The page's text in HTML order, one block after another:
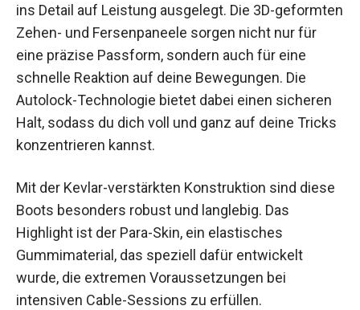
ins Detail auf Leistung ausgelegt. Die 3D-geformten
Zehen- und Fersenpaneele sorgen nicht nur für
eine präzise Passform, sondern auch für eine
schnelle Reaktion auf deine Bewegungen. Die
Autolock-Technologie bietet dabei einen sicheren
Halt, sodass du dich voll und ganz auf deine Tricks
konzentrieren kannst.
Mit der Kevlar-verstärkten Konstruktion sind diese
Boots besonders robust und langlebig. Das
Highlight ist der Para-Skin, ein elastisches
Gummimaterial, das speziell dafür entwickelt
wurde, die extremen Voraussetzungen bei
intensiven Cable-Sessions zu erfüllen.